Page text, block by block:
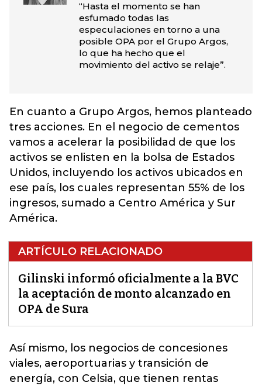
“Hasta el momento se han
esfumado todas las
especulaciones en torno a una
posible OPA por el Grupo Argos,
lo que ha hecho que el
movimiento del activo se relaje”.
En cuanto a Grupo Argos, hemos planteado
tres acciones. En el negocio de cementos
vamos a acelerar la posibilidad de que los
activos se enlisten en la bolsa de Estados
Unidos, incluyendo los activos ubicados en
ese país, los cuales representan 55% de los
ingresos, sumado a Centro América y Sur
América.
ARTÍCULO RELACIONADO
Gilinski informó oficialmente a la BVC
la aceptación de monto alcanzado en
OPA de Sura
Así mismo, los negocios de concesiones
viales, aeroportuarias y transición de
energía, con Celsia, que tienen rentas